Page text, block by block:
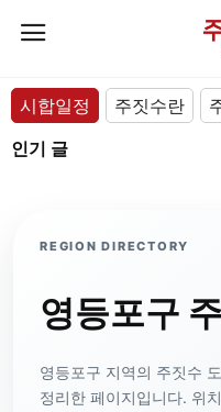
시합일정 주짓수란
인기 글
REGION DIRECTORY
영등포구
영등포구 지역의 주짓수
정리한 페이지입니다. 위